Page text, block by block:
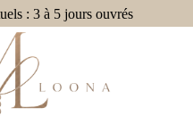
: 3 à 5 jours ouvrés